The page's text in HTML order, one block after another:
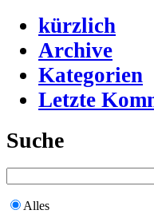
kürzlich
Archive
Kategorien
Letzte
Suche
Alles